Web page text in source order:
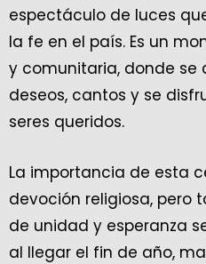
espectáculo de luces
la fe en el país. Es un
y comunitaria, donde se
deseos, cantos y se
seres queridos.
La importancia de esta
devoción religiosa, pero
de unidad y esperanza
al llegar el fin de año,